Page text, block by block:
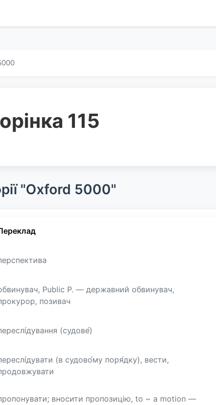
115
"Oxford 5000"
Public P. — державний обвинувач,
позивач
(судове́)
(в судово́му поря́дку), вести,
вносити пропозицію, to ~ a motion —